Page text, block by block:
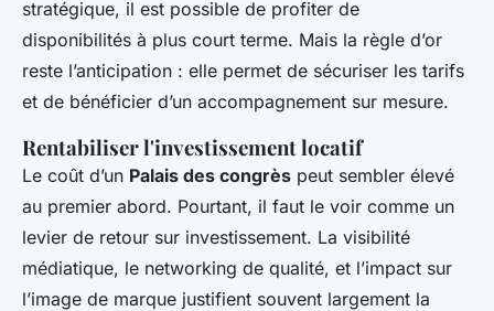
stratégique, il est possible de profiter de
disponibilités à plus court terme. Mais la règle d’or
reste l’anticipation : elle permet de sécuriser les tarifs
et de bénéficier d’un accompagnement sur mesure.
Rentabiliser l'investissement locatif
Le coût d’un Palais des congrès peut sembler élevé
au premier abord. Pourtant, il faut le voir comme un
levier de retour sur investissement. La visibilité
médiatique, le networking de qualité, et l’impact sur
l’image de marque justifient souvent largement la